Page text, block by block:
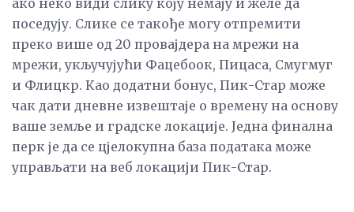
поседују. Слике се такође могу отпремити
преко више од 20 провајдера на мрежи на
мрежи, укључујући Фацебоок, Пицаса, Смугмуг
и Флицкр. Као додатни бонус, Пик-Стар може
чак дати дневне извештаје о времену на основу
ваше земље и градске локације. Једна финална
перк је да се цјелокупна база података може
управљати на веб локацији Пик-Стар.